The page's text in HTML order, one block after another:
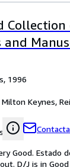
and
1996
Keynes,
Good.
D/J is in